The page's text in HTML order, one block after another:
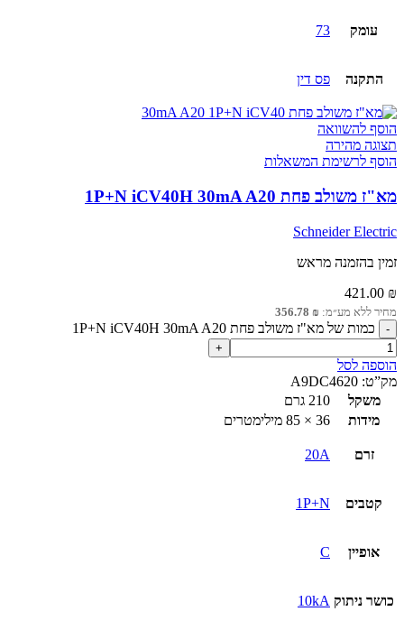
עומק 73
התקנה פס דין
הוסף להשוואה
תצוגה מהירה
הוסף לרשימת המשאלות
מא"ז משולב פחת 1P+N iCV40H 30mA A20
Schneider Electric
זמין בהזמנה מראש
421.00 ₪
מחיר ללא מע״מ: 356.78 ₪
כמות של מא"ז משולב פחת 1P+N iCV40H 30mA A20
הוספה לסל
מק”ט: A9DC4620
משקל
210 גרם
מידות
36 × 85 מילימטרים
זרם 20A
קטבים 1P+N
אופיין C
כושר ניתוק 10kA